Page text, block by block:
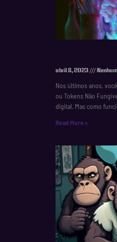
abril 8, 2023
Nos últimos anos,
ou Tokens Não
digital. Mas como
Read More »